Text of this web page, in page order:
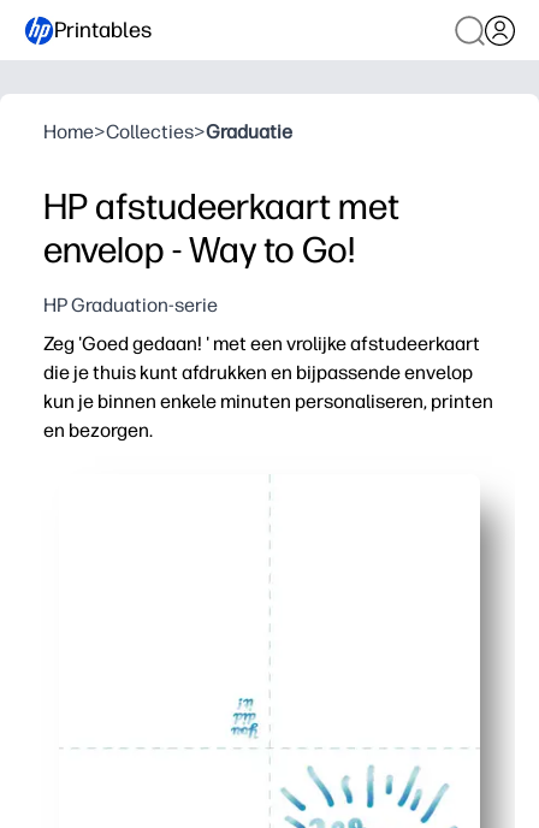
Printables
Home>Collecties>Graduatie
HP afstudeerkaart met
envelop - Way to Go!
HP Graduation-serie
Zeg 'Goed gedaan! ' met een vrolijke afstudeerkaart
die je thuis kunt afdrukken en bijpassende envelop
kun je binnen enkele minuten personaliseren, printen
en bezorgen.
Gewoon printen, knippen en vouwen - geen
Feestelijke confetti en opvallende letters zorgen
Bijpassende envelop houdt je kaart netjes, gepolijst
Perfect voor gezinnen en klaslokalen - voeg je